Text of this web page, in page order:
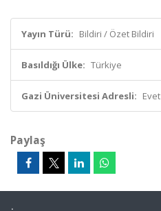
Yayın Türü: Bildiri / Özet Bildiri
Basıldığı Ülke: Türkiye
Gazi Üniversitesi Adresli: Evet
Paylaş